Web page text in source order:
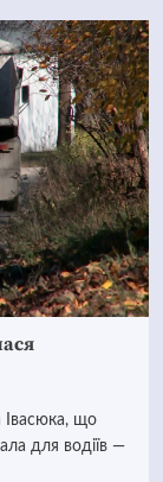
що
для водіїв —